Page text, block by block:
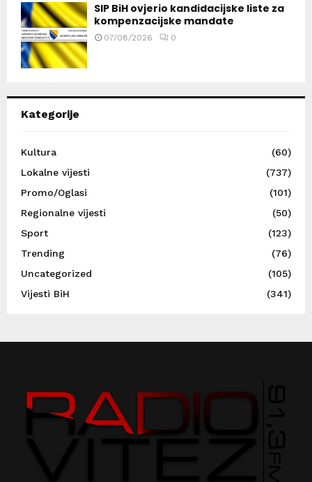
SIP BiH ovjerio kandidacijske liste za
kompenzacijske mandate
07/08/2026 0
Kategorije
Kultura
(60)
Lokalne vijesti
(737)
Promo/Oglasi
(101)
Regionalne vijesti
(50)
Sport
(123)
Trending
(76)
Uncategorized
(105)
Vijesti BiH
(341)